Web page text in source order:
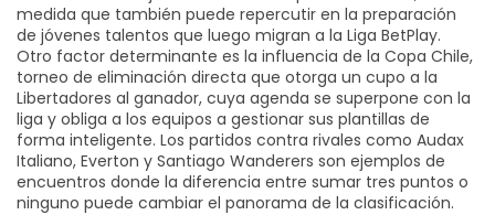
medida que también puede repercutir en la preparación
de jóvenes talentos que luego migran a la Liga BetPlay.
Otro factor determinante es la influencia de la Copa Chile,
torneo de eliminación directa que otorga un cupo a la
Libertadores al ganador, cuya agenda se superpone con la
liga y obliga a los equipos a gestionar sus plantillas de
forma inteligente. Los partidos contra rivales como Audax
Italiano, Everton y Santiago Wanderers son ejemplos de
encuentros donde la diferencia entre sumar tres puntos o
ninguno puede cambiar el panorama de la clasificación.